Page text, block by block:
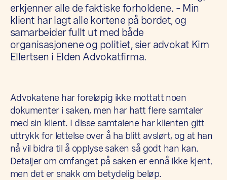
erkjenner alle de faktiske forholdene. – Min
klient har lagt alle kortene på bordet, og
samarbeider fullt ut med både
organisasjonene og politiet, sier advokat Kim
Ellertsen i Elden Advokatfirma.
Advokatene har foreløpig ikke mottatt noen
dokumenter i saken, men har hatt flere samtaler
med sin klient. I disse samtalene har klienten gitt
uttrykk for lettelse over å ha blitt avslørt, og at han
nå vil bidra til å opplyse saken så godt han kan.
Detaljer om omfanget på saken er ennå ikke kjent,
men det er snakk om betydelig beløp.